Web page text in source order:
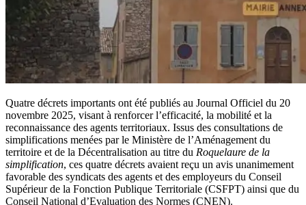
Quatre décrets importants ont été publiés au Journal Officiel du 20
novembre 2025, visant à renforcer l’efficacité, la mobilité et la
reconnaissance des agents territoriaux. Issus des consultations de
simplifications menées par le Ministère de l’Aménagement du
territoire et de la Décentralisation au titre du Roquelaure de la
simplification, ces quatre décrets avaient reçu un avis unanimement
favorable des syndicats des agents et des employeurs du Conseil
Supérieur de la Fonction Publique Territoriale (CSFPT) ainsi que du
Conseil National d’Evaluation des Normes (CNEN).